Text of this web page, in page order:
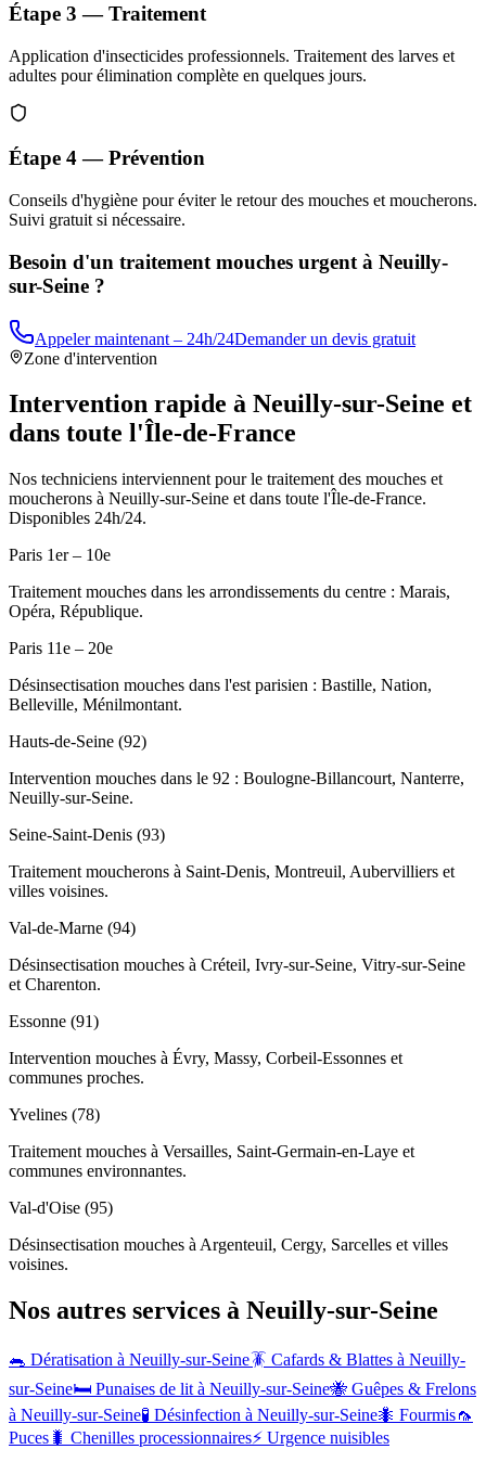
Étape 3 — Traitement
Application d'insecticides professionnels. Traitement des larves et
adultes pour élimination complète en quelques jours.
Étape 4 — Prévention
Conseils d'hygiène pour éviter le retour des mouches et moucherons.
Suivi gratuit si nécessaire.
Besoin d'un traitement mouches urgent à Neuilly-
sur-Seine ?
Appeler maintenant – 24h/24Demander un devis gratuit
Zone d'intervention
Intervention rapide à Neuilly-sur-Seine et
dans toute l'Île-de-France
Nos techniciens interviennent pour le traitement des mouches et
moucherons à Neuilly-sur-Seine et dans toute l'Île-de-France.
Disponibles 24h/24.
Paris 1er – 10e
Traitement mouches dans les arrondissements du centre : Marais,
Opéra, République.
Paris 11e – 20e
Désinsectisation mouches dans l'est parisien : Bastille, Nation,
Belleville, Ménilmontant.
Hauts-de-Seine (92)
Intervention mouches dans le 92 : Boulogne-Billancourt, Nanterre,
Neuilly-sur-Seine.
Seine-Saint-Denis (93)
Traitement moucherons à Saint-Denis, Montreuil, Aubervilliers et
villes voisines.
Val-de-Marne (94)
Désinsectisation mouches à Créteil, Ivry-sur-Seine, Vitry-sur-Seine
et Charenton.
Essonne (91)
Intervention mouches à Évry, Massy, Corbeil-Essonnes et
communes proches.
Yvelines (78)
Traitement mouches à Versailles, Saint-Germain-en-Laye et
communes environnantes.
Val-d'Oise (95)
Désinsectisation mouches à Argenteuil, Cergy, Sarcelles et villes
voisines.
Nos autres services à Neuilly-sur-Seine
🐀 Dératisation à Neuilly-sur-Seine🪳 Cafards & Blattes à Neuilly-
sur-Seine🛏️ Punaises de lit à Neuilly-sur-Seine🐝 Guêpes & Frelons
à Neuilly-sur-Seine🧪 Désinfection à Neuilly-sur-Seine🐜 Fourmis🦟
Puces 🐛 Chenilles processionnaires⚡ Urgence nuisibles